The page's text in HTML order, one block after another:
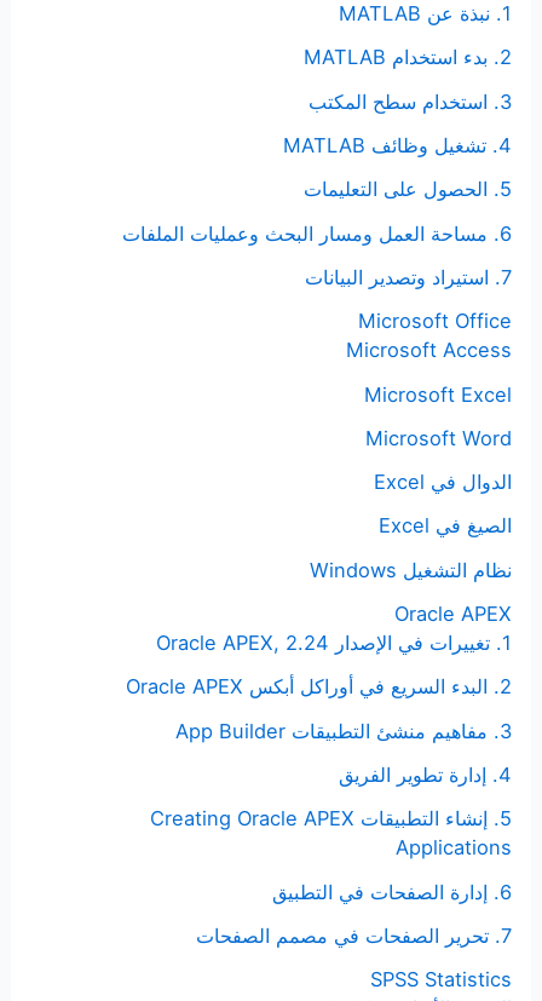
1. نبذة عن MATLAB
2. بدء استخدام MATLAB
3. استخدام سطح المكتب
4. تشغيل وظائف MATLAB
5. الحصول على التعليمات
6. مساحة العمل ومسار البحث وعمليات الملفات
7. استيراد وتصدير البيانات
Microsoft Office
Microsoft Access
Microsoft Excel
Microsoft Word
الدوال في Excel
الصيغ في Excel
نظام التشغيل Windows
Oracle APEX
1. تغييرات في الإصدار Oracle APEX, 2.24
2. البدء السريع في أوراكل أبكس Oracle APEX
3. مفاهيم منشئ التطبيقات App Builder
4. إدارة تطوير الفريق
5. إنشاء التطبيقات Creating Oracle APEX
Applications
6. إدارة الصفحات في التطبيق
7. تحرير الصفحات في مصمم الصفحات
SPSS Statistics